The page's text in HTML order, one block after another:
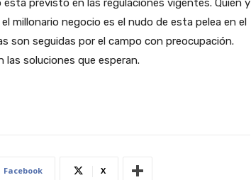
previsto en las regulaciones vigentes. Quién y
millonario negocio es el nudo de esta pelea en el
son seguidas por el campo con preocupación.
las soluciones que esperan.
Facebook X